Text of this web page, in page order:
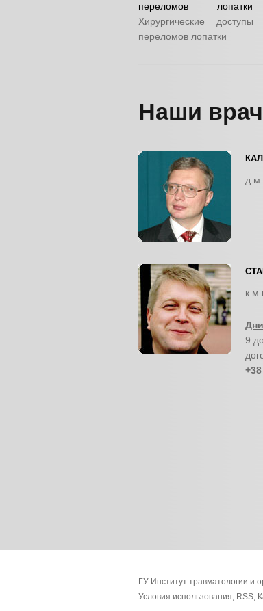
переломов лопатки
Хирургические
переломов лопатки
Наши
9
ГУ Институт травматологии и
Условия использования, RSS,